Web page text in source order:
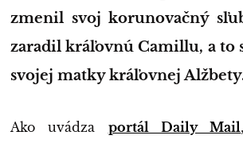
zmenil svoj korunovačný
zaradil kráľovnú Camillu, a to
svojej matky kráľovnej
Ako uvádza portál Daily Mail